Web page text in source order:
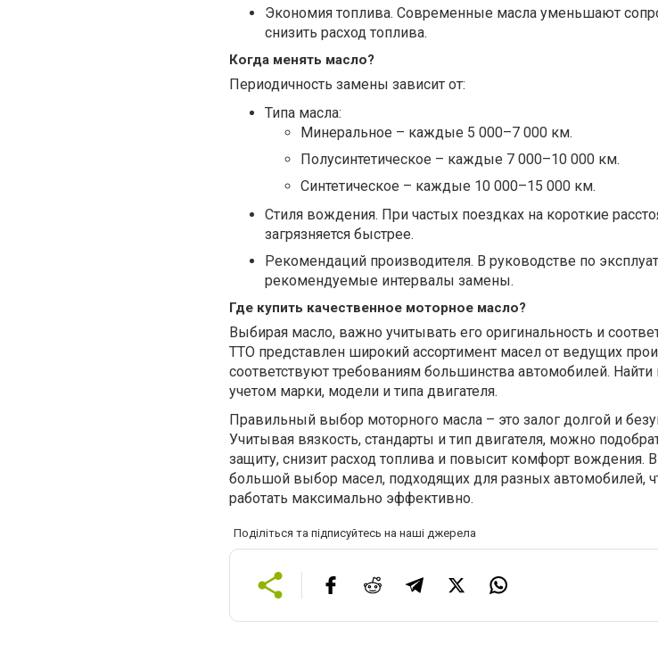
Экономия топлива. Современные масла уменьшают
снизить расход топлива.
Когда менять масло?
Периодичность замены зависит от:
Типа масла:
Минеральное – каждые 5 000–7 000 км.
Полусинтетическое – каждые 7 000–10 000 км.
Синтетическое – каждые 10 000–15 000 км.
Стиля вождения. При частых поездках на короткие
загрязняется быстрее.
Рекомендаций производителя. В руководстве по
рекомендуемые интервалы замены.
Где купить качественное моторное масло?
Выбирая масло, важно учитывать его оригинальность и
TTO представлен широкий ассортимент масел от ведущих
соответствуют требованиям большинства автомобилей.
учетом марки, модели и типа двигателя.
Правильный выбор моторного масла – это залог долгой и
Учитывая вязкость, стандарты и тип двигателя, можно
защиту, снизит расход топлива и повысит комфорт вождения.
большой выбор масел, подходящих для разных автомобилей,
работать максимально эффективно.
Поділіться та підписуйтесь на наші джерела